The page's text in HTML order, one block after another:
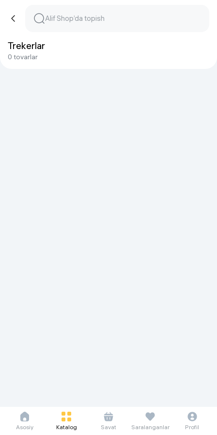
Trekerlar
0 tovarlar
Asosiy Katalog Savat Saralanganlar Profil